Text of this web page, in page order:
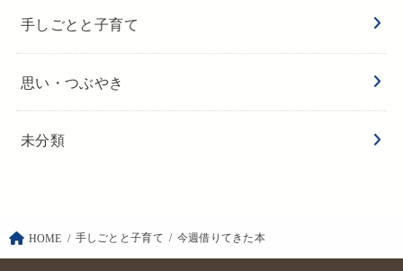
手しごとと子育て
思い・つぶやき
未分類
HOME 手しごとと子育て 今週借りてきた本